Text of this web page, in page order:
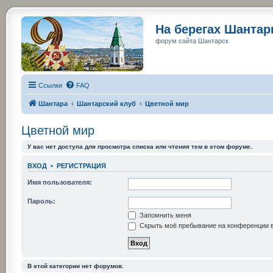
На берегах
форум сайта Шантарск
Ссылки FAQ
Шантара Шантарский клуб Цветной мир
Цветной мир
У вас нет доступа для просмотра списка или чтения тем в этом форуме.
ВХОД • РЕГИСТРАЦИЯ
Имя пользователя:
Пароль:
Запомнить меня
Скрыть моё пребывание на конференции
В этой категории нет форумов.